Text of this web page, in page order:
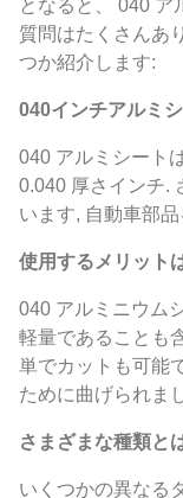
となると、 040 ア
質問はたくさんあ
つか紹介します:
040インチアルミ
040 アルミシート
0.040 厚さインチ.
います, 自動車部
使用するメリット
040 アルミニウム
軽量であることも
単でカットも可能
ために曲げられま
さまざまな種類と
いくつかの異なる